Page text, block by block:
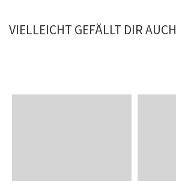
VIELLEICHT GEFÄLLT DIR AUCH